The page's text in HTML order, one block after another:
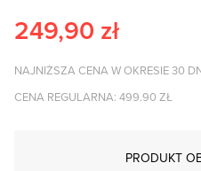
249,90 zł
NAJNIŻSZA CENA W OKRESIE 30
CENA REGULARNA: 499.90 ZŁ
PRODUKT